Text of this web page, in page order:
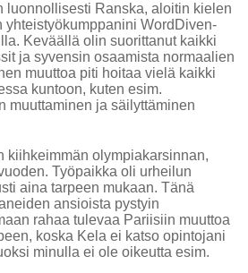
luonnollisesti Ranska, aloitin kielen
yhteistyökumppanini WordDiven-
Keväällä olin suorittanut kaikki
ja syvensin osaamista normaalien
muuttoa piti hoitaa vielä kaikki
kuntoon, kuten esim.
muuttaminen ja säilyttäminen
kiihkeimmän olympiakarsinnan,
Työpaikka oli urheilun
aina tarpeen mukaan. Tänä
ansioista pystyin
rahaa tulevaa Pariisiin muuttoa
koska Kela ei katso opintojani
minulla ei ole oikeutta esim.